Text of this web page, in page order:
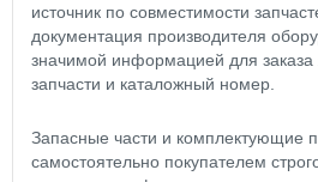
источник по совместимости
документация производителя
значимой информацией для заказа
запчасти и каталожный номер.
Запасные части и комплектующие
самостоятельно покупателем